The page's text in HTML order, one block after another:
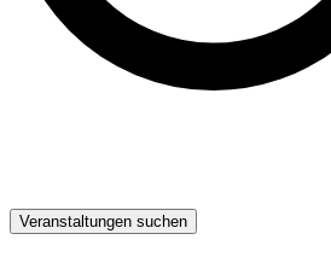
Veranstaltungen suchen